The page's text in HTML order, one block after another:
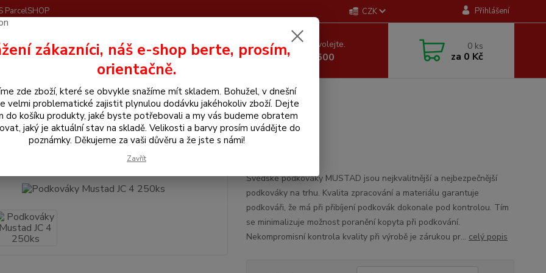
ParcelSHOP CZK Přihlášení
Hledat Nevíte si rady? Zavolejte.
+420 605 255 500
0 ks
za 0 Kč
zboží Podkováky Podkováky Mustad JC 4 250ks
Mustad JC 4 250ks
Švédské podkováky MUSTAD jsou nejkvalitnější a nejbezpečnější
podkováky na trhu. Kvalita zpracování a materiálu garantuje
podkováři, že má při přibíjení podkovák dokonale pod kontrolou. Tím
se minimalizuje možnost poranění kopyta při podkování.
Nekompromisní kontrola kvality při výrobě je zárukou pr... celý popis
zákazníci, náš e-shop berte, prosím,
orientačně.
zde zboží, které se obvykle snažíme mít skladem. Bohužel, v dnešní
velmi problematické zajistit plynulou dodávku jakéhokoliv zboží. Dejte
do košíku produkty, jaké byste potřebovali a my vás budeme obratem
jaký je aktuální stav na skladě. Velikosti a barvy prosím uvádějte do
poznámky. Děkujeme za vaši důvěru a že jste s námi!
Zavřít